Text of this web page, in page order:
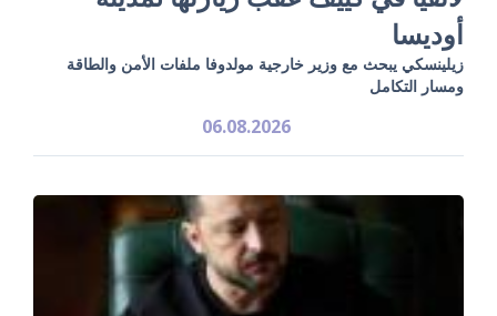
أوديسا
زيلينسكي يبحث مع وزير خارجية مولدوفا ملفات الأمن والطاقة
ومسار التكامل
06.08.2026